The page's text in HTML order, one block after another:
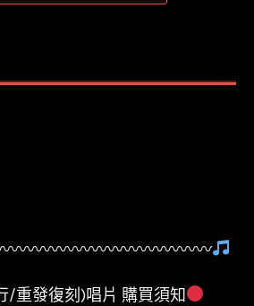
〰〰〰〰〰〰〰〰〰〰〰〰
/重發復刻)唱片 購買須知